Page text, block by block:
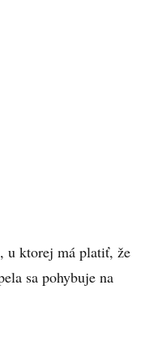
u ktorej má platiť, že
sa pohybuje na